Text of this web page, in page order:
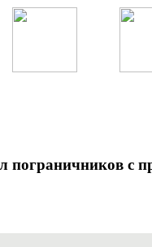
пограничников с